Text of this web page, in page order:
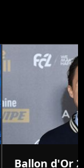
Ballon d'Or